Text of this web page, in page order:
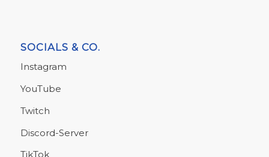
SOCIALS & CO.
Instagram
YouTube
Twitch
Discord-Server
TikTok